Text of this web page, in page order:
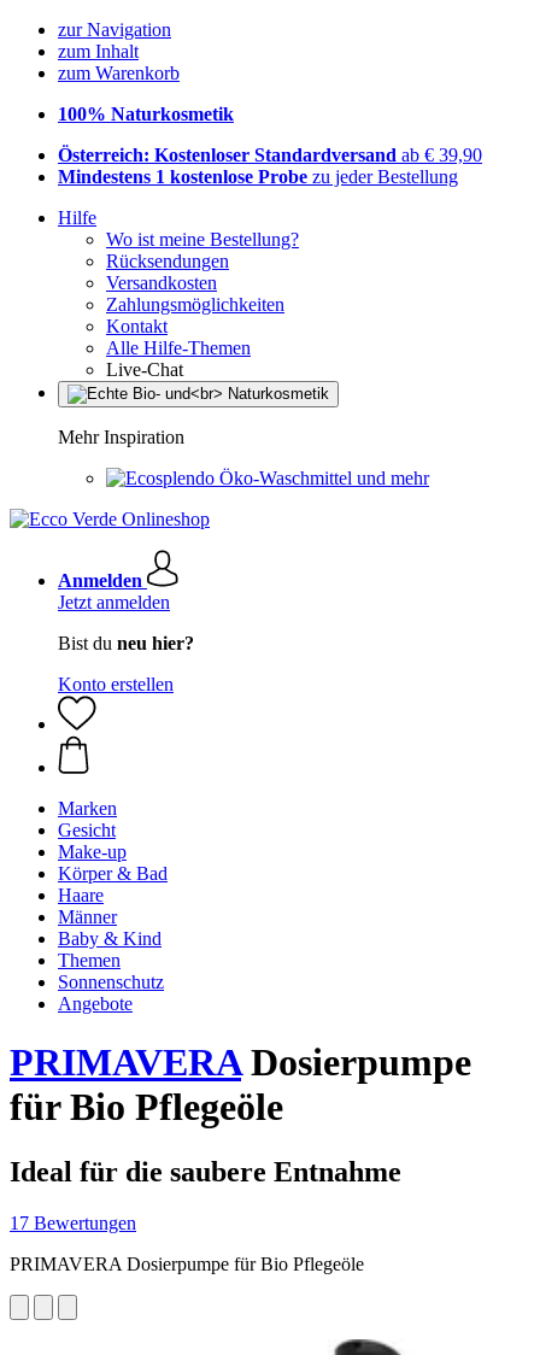
zur Navigation
zum Inhalt
zum Warenkorb
100% Naturkosmetik
Österreich: Kostenloser Standardversand ab € 39,90
Mindestens 1 kostenlose Probe zu jeder Bestellung
Hilfe
Wo ist meine Bestellung?
Rücksendungen
Versandkosten
Zahlungsmöglichkeiten
Kontakt
Alle Hilfe-Themen
Live-Chat
Mehr Inspiration
Öko-Waschmittel und mehr
Anmelden
Jetzt anmelden
Bist du neu hier?
Konto erstellen
Marken
Gesicht
Make-up
Körper & Bad
Haare
Männer
Baby & Kind
Themen
Sonnenschutz
Angebote
PRIMAVERADosierpumpe
für Bio Pflegeöle
Ideal für die saubere Entnahme
17 Bewertungen
PRIMAVERA Dosierpumpe für Bio Pflegeöle